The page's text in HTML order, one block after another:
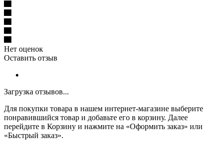
Нет оценок
Оставить отзыв
Загрузка отзывов...
Для покупки товара в нашем интернет-магазине выберите
понравившийся товар и добавьте его в корзину. Далее
перейдите в Корзину и нажмите на «Оформить заказ» или
«Быстрый заказ».